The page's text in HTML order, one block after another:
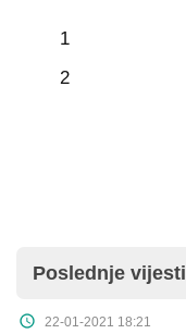
1
2
Poslednje vijesti
22-01-2021 18:21